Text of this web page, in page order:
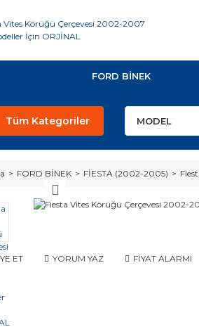
FORD BİNEK
Tüm Kategoriler
FORD BİNEK FİESTA (2002-2005)
ET YORUM YAZ FİYAT ALARMI